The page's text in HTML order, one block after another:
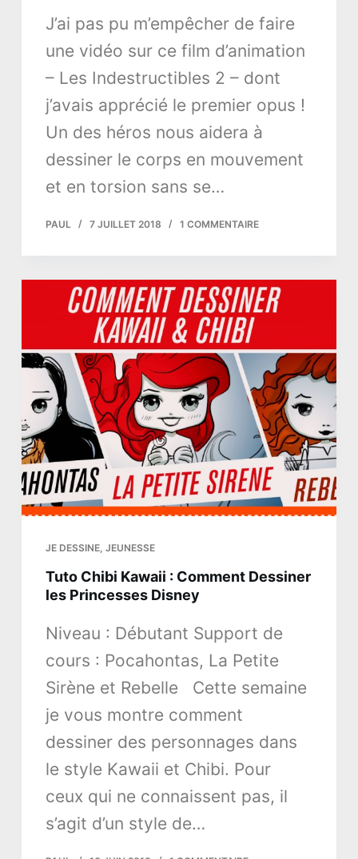
J’ai pas pu m’empêcher de faire
une vidéo sur ce film d’animation
– Les Indestructibles 2 – dont
j’avais apprécié le premier opus !
Un des héros nous aidera à
dessiner le corps en mouvement
et en torsion sans se…
PAUL 7 JUILLET 2018 1 COMMENTAIRE
JE DESSINE, JEUNESSE
Tuto Chibi Kawaii : Comment Dessiner
les Princesses Disney
Niveau : Débutant Support de
cours : Pocahontas, La Petite
Sirène et Rebelle Cette semaine
je vous montre comment
dessiner des personnages dans
le style Kawaii et Chibi. Pour
ceux qui ne connaissent pas, il
s’agit d’un style de…